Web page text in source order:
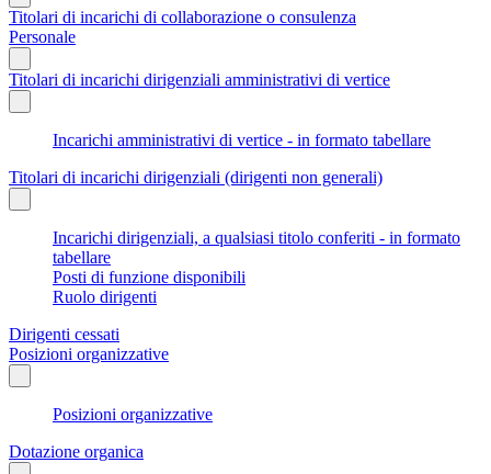
Titolari di incarichi di collaborazione o consulenza
Personale
Titolari di incarichi dirigenziali amministrativi di vertice
Incarichi amministrativi di vertice - in formato tabellare
Titolari di incarichi dirigenziali (dirigenti non generali)
Incarichi dirigenziali, a qualsiasi titolo conferiti - in formato
tabellare
Posti di funzione disponibili
Ruolo dirigenti
Dirigenti cessati
Posizioni organizzative
Posizioni organizzative
Dotazione organica